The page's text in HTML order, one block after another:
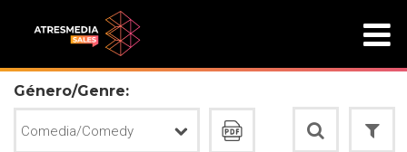
Género/Genre: